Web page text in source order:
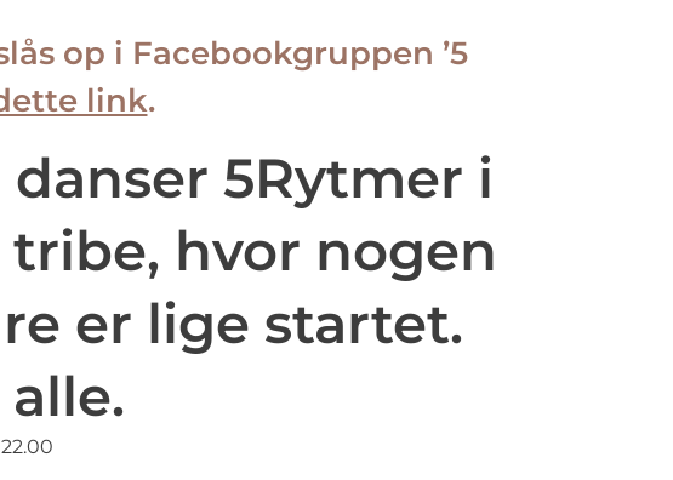
op i Facebookgruppen ’5
link.
5Rytmer i
hvor nogen
er lige startet.